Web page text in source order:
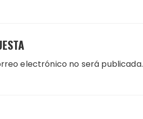
electrónico no será publicada.